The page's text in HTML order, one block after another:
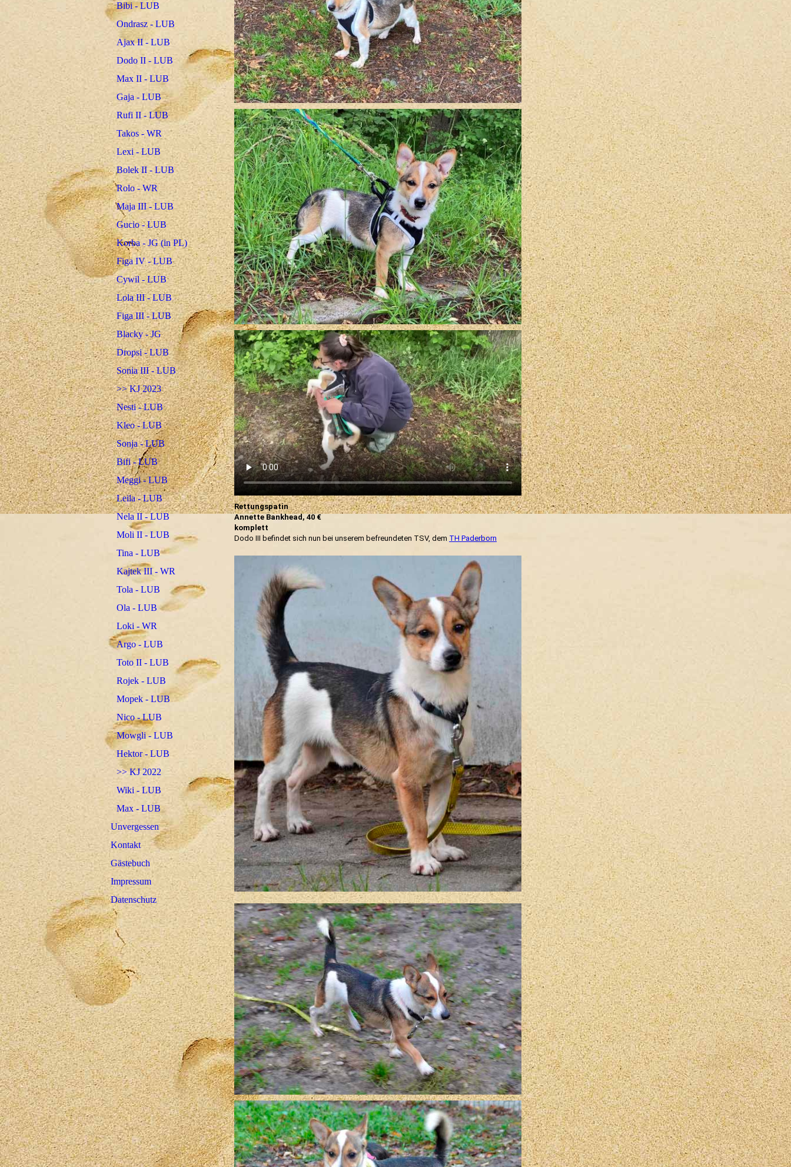
Rettungspatin
Annette Bankhead, 40 €
komplett
Dodo III befindet sich nun bei unserem befreundeten TSV, dem TH Paderborn
Bibi - LUB
Ondrasz - LUB
Ajax II - LUB
Dodo II - LUB
Max II - LUB
Gaja - LUB
Rufi II - LUB
Takos - WR
Lexi - LUB
Bolek II - LUB
Rolo - WR
Maja III - LUB
Gucio - LUB
Korba - JG (in PL)
Figa IV - LUB
Cywil - LUB
Lola III - LUB
Figa III - LUB
Blacky - JG
Dropsi - LUB
Sonia III - LUB
>> KJ 2023
Nesti - LUB
Kleo - LUB
Sonja - LUB
Bifi - LUB
Meggi - LUB
Leila - LUB
Nela II - LUB
Moli II - LUB
Tina - LUB
Kajtek III - WR
Tola - LUB
Ola - LUB
Loki - WR
Argo - LUB
Toto II - LUB
Rojek - LUB
Mopek - LUB
Nico - LUB
Mowgli - LUB
Hektor - LUB
>> KJ 2022
Wiki - LUB
Max - LUB
Unvergessen
Kontakt
Gästebuch
Impressum
Datenschutz